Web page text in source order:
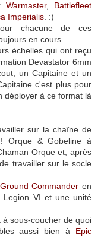
Warmaster, Battlefleet
Imperialis . :)
chacune de ces
en cours.
échelles qui ont reçu
Devastator 6mm
un Capitaine et un
c'est plus pour
déployer à ce format là
sur la chaîne de
Orque & Gobeline à
Orque et, après
travailler sur le socle
Ground Commander en
VI et une unité
sous-coucher de quoi
aussi bien à Epic